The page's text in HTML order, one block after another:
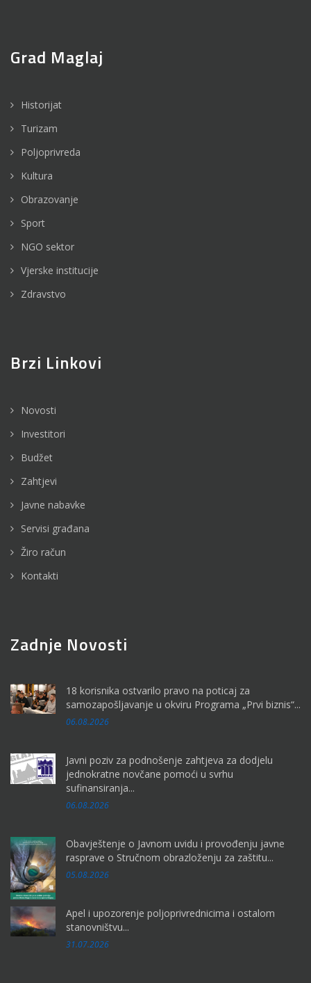
Grad Maglaj
Historijat
Turizam
Poljoprivreda
Kultura
Obrazovanje
Sport
NGO sektor
Vjerske institucije
Zdravstvo
Brzi Linkovi
Novosti
Investitori
Budžet
Zahtjevi
Javne nabavke
Servisi građana
Žiro račun
Kontakti
Zadnje Novosti
18 korisnika ostvarilo pravo na poticaj za
samozapošljavanje u okviru Programa „Prvi biznis“...
06.08.2026
Javni poziv za podnošenje zahtjeva za dodjelu
jednokratne novčane pomoći u svrhu
sufinansiranja...
06.08.2026
Obavještenje o Javnom uvidu i provođenju javne
rasprave o Stručnom obrazloženju za zaštitu...
05.08.2026
Apel i upozorenje poljoprivrednicima i ostalom
stanovništvu...
31.07.2026